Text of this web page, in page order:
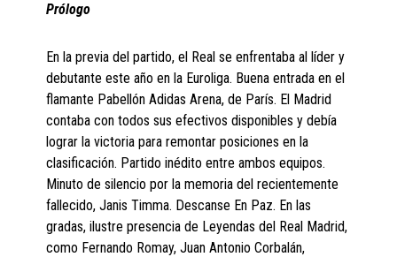
Prólogo
En la previa del partido, el Real se enfrentaba al líder y
debutante este año en la Euroliga. Buena entrada en el
flamante Pabellón Adidas Arena, de París. El Madrid
contaba con todos sus efectivos disponibles y debía
lograr la victoria para remontar posiciones en la
clasificación. Partido inédito entre ambos equipos.
Minuto de silencio por la memoria del recientemente
fallecido, Janis Timma. Descanse En Paz. En las
gradas, ilustre presencia de Leyendas del Real Madrid,
como Fernando Romay, Juan Antonio Corbalán,